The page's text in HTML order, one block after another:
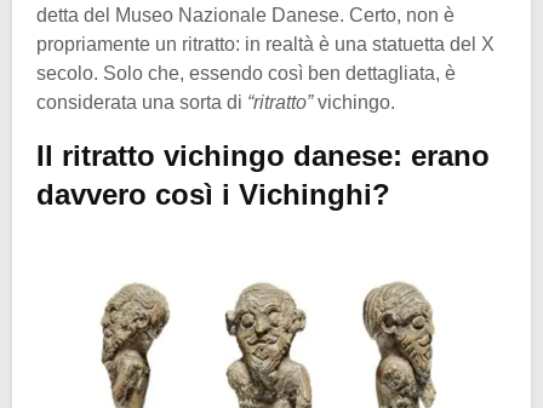
detta del Museo Nazionale Danese. Certo, non è
propriamente un ritratto: in realtà è una statuetta del X
secolo. Solo che, essendo così ben dettagliata, è
considerata una sorta di “ritratto”vichingo.
Il ritratto vichingo danese: erano
davvero così i Vichinghi?